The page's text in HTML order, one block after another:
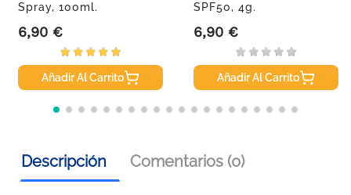
Spray, 100ml.
Precio
6,90 €
Añadir Al Carrito
SPF50, 4g.
Precio
6,90 €
Añadir Al Carrito
Descripción Comentarios (0)